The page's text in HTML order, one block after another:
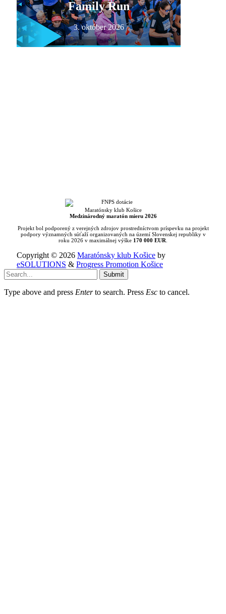
Family Run
3. október 2026
Maratónsky klub Košice
Medzinárodný maratón mieru 2026
Projekt bol podporený z verejných zdrojov prostredníctvom príspevku na projekt
podpory významných súťaží organizovaných na území Slovenskej republiky v
roku 2026 v maximálnej výške 170 000 EUR
Copyright © 2026 Maratónsky klub Košice by
eSOLUTIONS & Progress Promotion Košice
Submit
Type above and press Enterto search. Press Esc to cancel.